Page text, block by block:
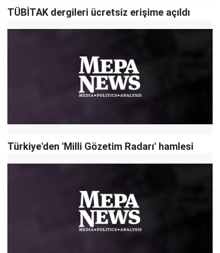
TÜBİTAK dergileri ücretsiz erişime açıldı
Türkiye'den 'Milli Gözetim Radarı' hamlesi